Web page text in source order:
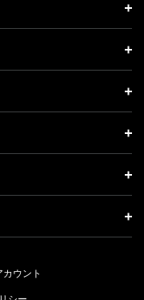
ウント